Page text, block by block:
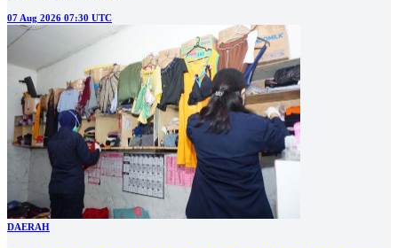
07 Aug 2026 07:30 UTC
DAERAH